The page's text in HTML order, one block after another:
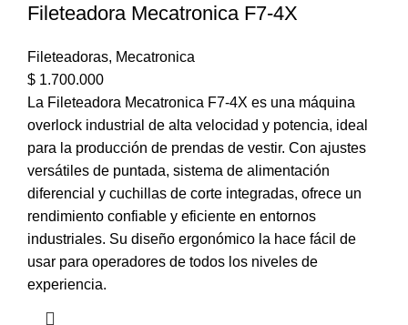
Fileteadora Mecatronica F7-4X
Fileteadoras, Mecatronica
$ 1.700.000
La Fileteadora Mecatronica F7-4X es una máquina
overlock industrial de alta velocidad y potencia, ideal
para la producción de prendas de vestir. Con ajustes
versátiles de puntada, sistema de alimentación
diferencial y cuchillas de corte integradas, ofrece un
rendimiento confiable y eficiente en entornos
industriales. Su diseño ergonómico la hace fácil de
usar para operadores de todos los niveles de
experiencia.